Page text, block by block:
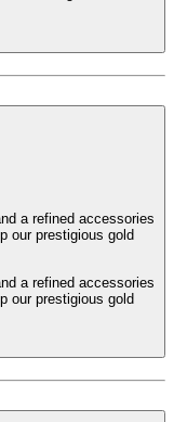
a refined accessories
our prestigious gold
a refined accessories
our prestigious gold